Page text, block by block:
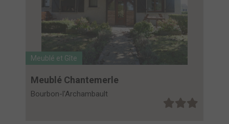
Meublé et Gîte
Meublé Chantemerle
Bourbon-l'Archambault